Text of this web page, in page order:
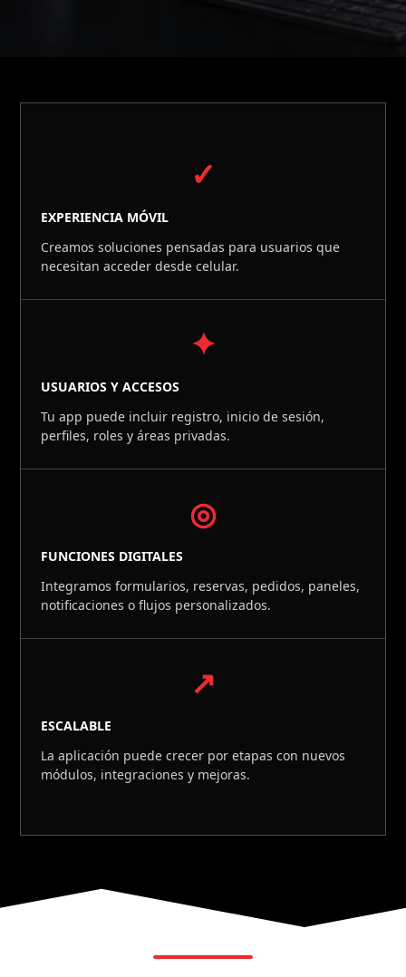
✓
EXPERIENCIA MÓVIL
Creamos soluciones pensadas para usuarios que
necesitan acceder desde celular.
✦
USUARIOS Y ACCESOS
Tu app puede incluir registro, inicio de sesión,
perfiles, roles y áreas privadas.
◎
FUNCIONES DIGITALES
Integramos formularios, reservas, pedidos, paneles,
notificaciones o flujos personalizados.
↗
ESCALABLE
La aplicación puede crecer por etapas con nuevos
módulos, integraciones y mejoras.